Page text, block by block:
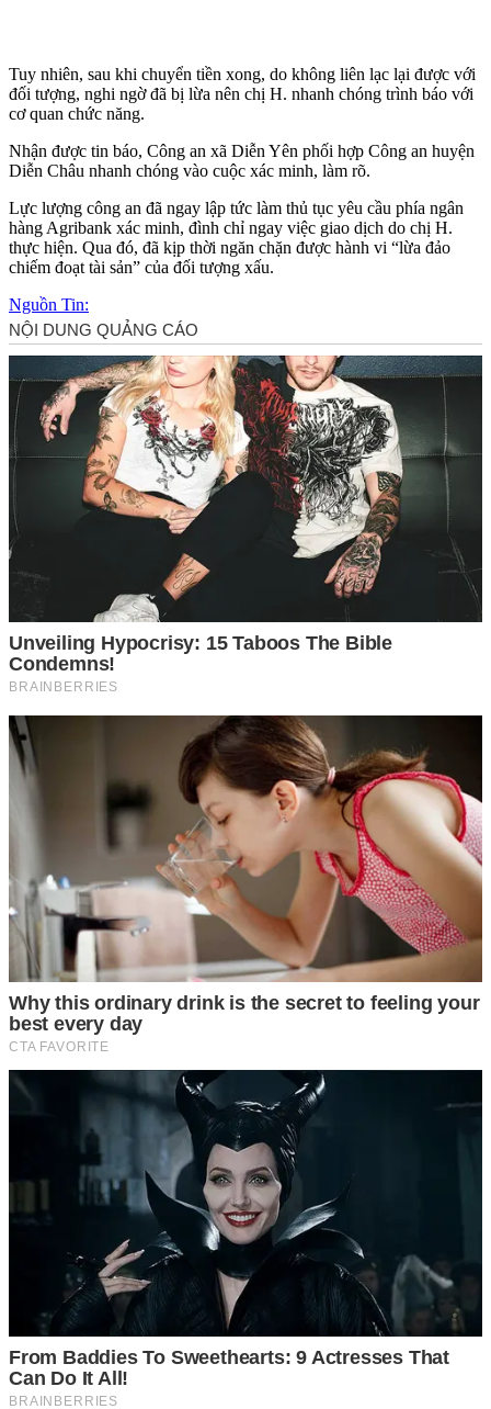
Tuy nhiên, sau khi chuyển tiền xong, do không liên lạc lại được với
đối tượng, nghi ngờ đã bị lừa nên chị H. nhanh chóng trình báo với
cơ quan chức năng.
Nhận được tin báo, Công an xã Diễn Yên phối hợp Công an huyện
Diễn Châu nhanh chóng vào cuộc xác minh, làm rõ.
Lực lượng công an đã ngay lập tức làm thủ tục yêu cầu phía ngân
hàng Agribank xác minh, đình chỉ ngay việc giao dịch do chị H.
thực hiện. Qua đó, đã kịp thời ngăn chặn được hành vi “lừa đảo
chiếm đoạt tài sản” của đối tượng xấu.
Nguồn Tin: